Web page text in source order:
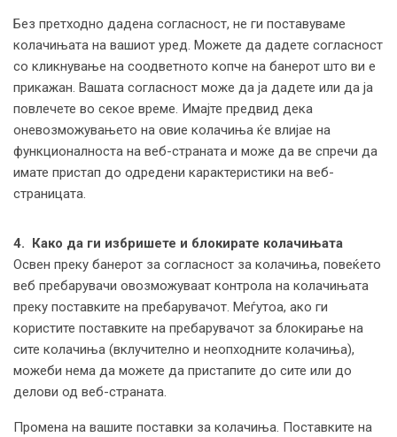
Без претходно дадена согласност, не ги поставуваме
колачињата на вашиот уред. Можете да дадете согласност
со кликнување на соодветното копче на банерот што ви е
прикажан. Вашата согласност може да ја дадете или да ја
повлечете во секое време. Имајте предвид дека
оневозможувањето на овие колачиња ќе влијае на
функционалноста на веб-страната и може да ве спречи да
имате пристап до одредени карактеристики на веб-
страницата.
4. Како да ги избришете и блокирате колачињата
Освен преку банерот за согласност за колачиња, повеќето
веб пребарувачи овозможуваат контрола на колачињата
преку поставките на пребарувачот. Меѓутоа, ако ги
користите поставките на пребарувачот за блокирање на
сите колачиња (вклучително и неопходните колачиња),
можеби нема да можете да пристапите до сите или до
делови од веб-страната.
Промена на вашите поставки за колачиња. Поставките на